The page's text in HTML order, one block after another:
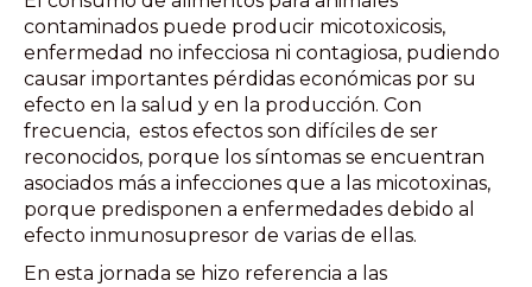
contaminados puede producir micotoxicosis,
enfermedad no infecciosa ni contagiosa, pudiendo
causar importantes pérdidas económicas por su
efecto en la salud y en la producción. Con
frecuencia, estos efectos son difíciles de ser
reconocidos, porque los síntomas se encuentran
asociados más a infecciones que a las micotoxinas,
porque predisponen a enfermedades debido al
efecto inmunosupresor de varias de ellas.
En esta jornada se hizo referencia a las